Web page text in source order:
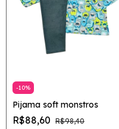
-10%
Pijama soft monstros
R$88,60 R$98,40